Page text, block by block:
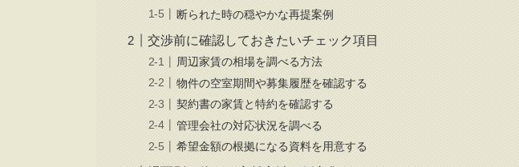
断られた時の穏やかな再提案例
交渉前に確認しておきたいチェック項目
周辺家賃の相場を調べる方法
物件の空室期間や募集履歴を確認する
契約書の家賃と特約を確認する
管理会社の対応状況を調べる
希望金額の根拠になる資料を用意する